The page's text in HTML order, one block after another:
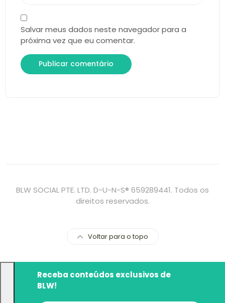
Salvar meus dados neste navegador para a
próxima vez que eu comentar.
BLW SOCIAL PTE. LTD. D-U-N-S® 659289441. Todos os
direitos reservados.
Voltar para o topo
Receba conteúdos exclusivos de
BLW!